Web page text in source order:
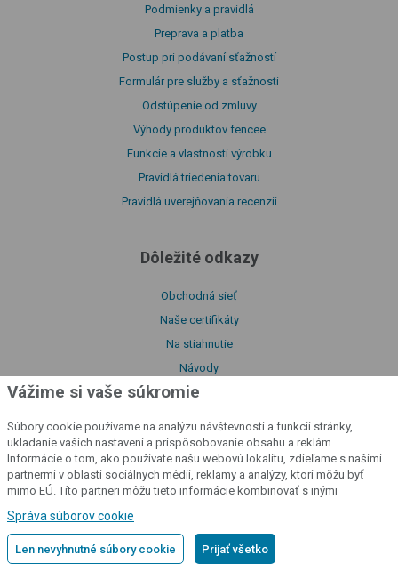
Podmienky a pravidlá
Preprava a platba
Postup pri podávaní sťažností
Formulár pre služby a sťažnosti
Odstúpenie od zmluvy
Výhody produktov fencee
Funkcie a vlastnosti výrobku
Pravidlá triedenia tovaru
Pravidlá uverejňovania recenzií
Dôležité odkazy
Obchodná sieť
Naše certifikáty
Na stiahnutie
Návody
O našej spoločnosti
Katalóg produktov
Zásady používania súborov cookie
Zásady spracovania osobných údajov
Informácie o súboroch cookie
Licenčné podmienky služby fencee Cloud
Vyhlásenie o prístupnosti
Vážime si vaše súkromie
Súbory cookie používame na analýzu návštevnosti a funkcií stránky,
ukladanie vašich nastavení a prispôsobovanie obsahu a reklám.
Informácie o tom, ako používate našu webovú lokalitu, zdieľame s našimi
partnermi v oblasti sociálnych médií, reklamy a analýzy, ktorí môžu byť
mimo EÚ. Títo partneri môžu tieto informácie kombinovať s inými
používania ich služieb.Podrobné informácie
Správa súborov cookie
Len nevyhnutné súbory cookie Prijať všetko